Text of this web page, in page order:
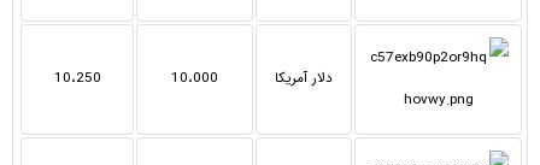
دلار آمریکا 10،000 10،250